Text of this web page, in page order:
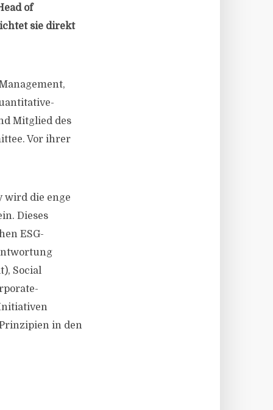
of
sie direkt
Mitglied des
Vor ihrer
wird die enge
Dieses
ESG-
Social
in den